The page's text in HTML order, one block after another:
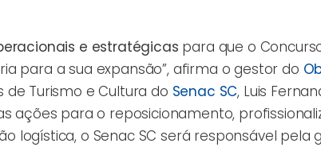
e estratégicas para que o
para a sua expansão”, afirma o gestor do
de Turismo e Cultura do Senac SC, Luis
ações para o reposicionamento,
logística, o Senac SC será responsável pela